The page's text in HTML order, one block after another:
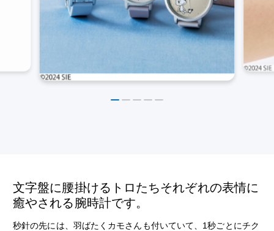
文字盤に腰掛けるトロたちそれぞれの表情に
癒やされる腕時計です。
秒針の先には、羽ばたくカモさんも付いていて、1秒ごとにチク